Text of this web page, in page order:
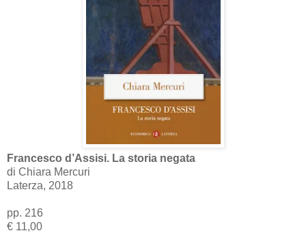
Francesco d’Assisi. La storia negata
di Chiara Mercuri
Laterza, 2018
pp. 216
€ 11,00